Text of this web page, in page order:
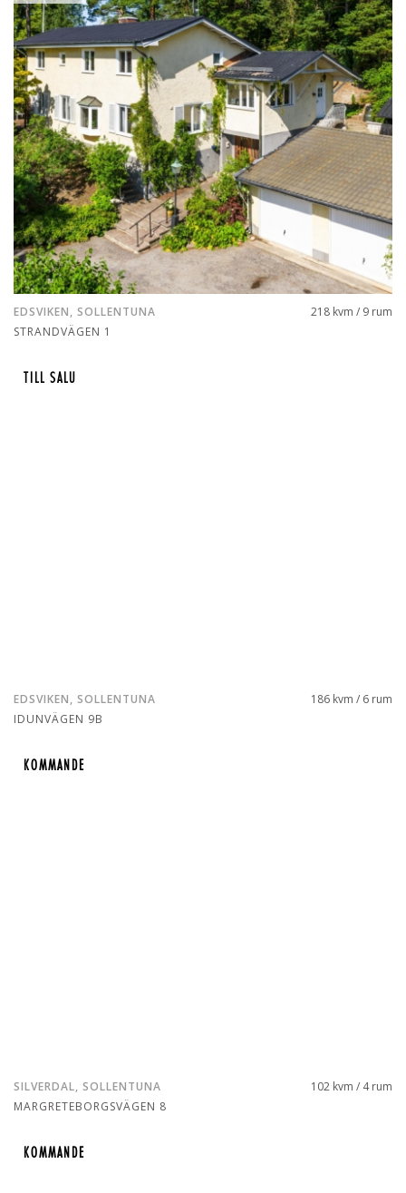
EDSVIKEN, SOLLENTUNA
STRANDVÄGEN 1
218 kvm / 9 rum
TILL SALU
EDSVIKEN, SOLLENTUNA
IDUNVÄGEN 9B
186 kvm / 6 rum
KOMMANDE
KOMMANDE
SILVERDAL, SOLLENTUNA
MARGRETEBORGSVÄGEN 8
102 kvm / 4 rum
KOMMANDE
KOMMANDE